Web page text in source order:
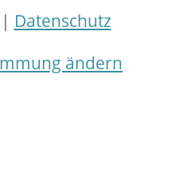
| Datenschutz
ändern